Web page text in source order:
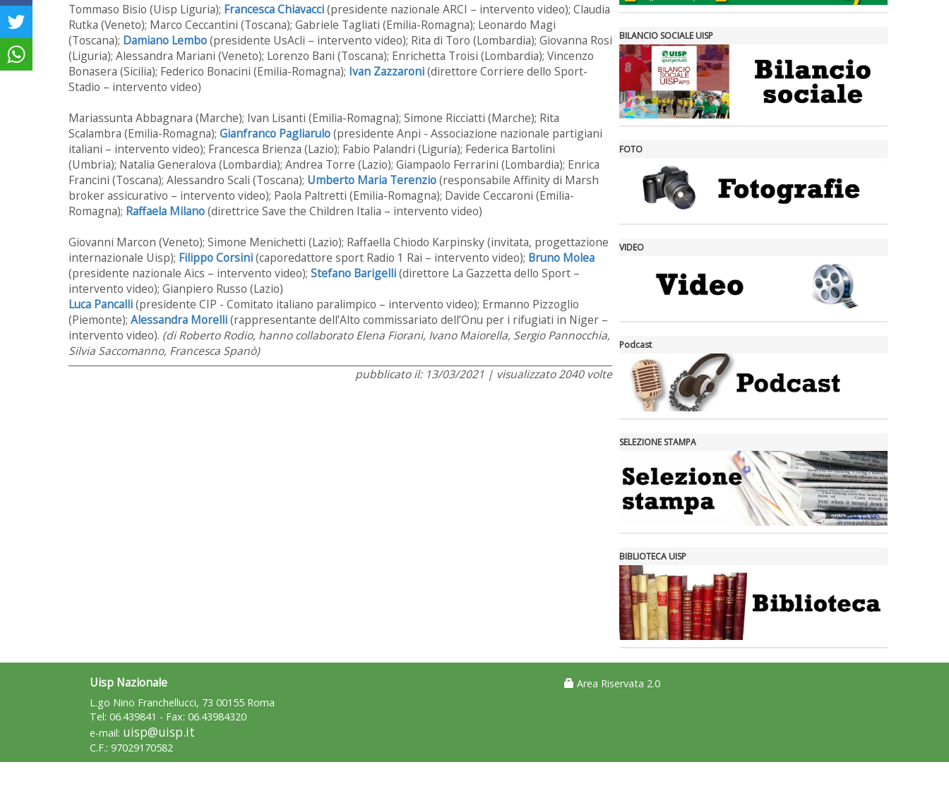
Tommaso Bisio (Uisp Liguria); Francesca Chiavacci(presidente nazionale ARCI – intervento video); Claudia
Rutka (Veneto); Marco Ceccantini (Toscana); Gabriele Tagliati (Emilia-Romagna); Leonardo Magi
(Toscana); Damiano Lembo(presidente UsAcli – intervento video); Rita di Toro (Lombardia); Giovanna Rosi
(Liguria); Alessandra Mariani (Veneto); Lorenzo Bani (Toscana); Enrichetta Troisi (Lombardia); Vincenzo
Bonasera (Sicilia); Federico Bonacini (Emilia-Romagna); Ivan Zazzaroni(direttore Corriere dello Sport-
Stadio – intervento video)
Mariassunta Abbagnara (Marche); Ivan Lisanti (Emilia-Romagna); Simone Ricciatti (Marche); Rita
Scalambra (Emilia-Romagna); Gianfranco Pagliarulo(presidente Anpi - Associazione nazionale partigiani
italiani – intervento video); Francesca Brienza (Lazio); Fabio Palandri (Liguria); Federica Bartolini
(Umbria); Natalia Generalova (Lombardia); Andrea Torre (Lazio); Giampaolo Ferrarini (Lombardia); Enrica
Francini (Toscana); Alessandro Scali (Toscana); Umberto Maria Terenzio(responsabile Affinity di Marsh
broker assicurativo – intervento video); Paola Paltretti (Emilia-Romagna); Davide Ceccaroni (Emilia-
Romagna); Raffaela Milano(direttrice Save the Children Italia – intervento video)
Giovanni Marcon (Veneto); Simone Menichetti (Lazio); Raffaella Chiodo Karpinsky (invitata, progettazione
internazionale Uisp); Filippo Corsini(caporedattore sport Radio 1 Rai – intervento video); Bruno Molea
(presidente nazionale Aics – intervento video); Stefano Barigelli(direttore La Gazzetta dello Sport –
intervento video); Gianpiero Russo (Lazio)
Luca Pancalli(presidente CIP - Comitato italiano paralimpico – intervento video); Ermanno Pizzoglio
(Piemonte); Alessandra Morelli(rappresentante dell’Alto commissariato dell’Onu per i rifugiati in Niger –
intervento video). (di Roberto Rodio, hanno collaborato Elena Fiorani, Ivano Maiorella, Sergio Pannocchia,
Silvia Saccomanno, Francesca Spanò)
pubblicato il: 13/03/2021 | visualizzato 2040 volte
BILANCIO SOCIALE UISP
FOTO
VIDEO
Podcast
SELEZIONE STAMPA
BIBLIOTECA UISP
Uisp Nazionale
L.go Nino Franchellucci, 73 00155 Roma
Tel: 06.439841 - Fax: 06.43984320
e-mail: uisp@uisp.it
C.F.: 97029170582
Area Riservata 2.0